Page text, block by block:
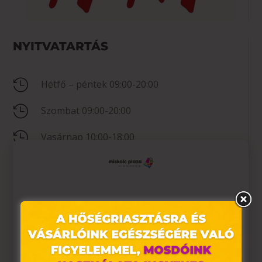
NYITVATARTÁS
 Hétfő – péntek 09:00-20:00
 Szombat 09:00-20:00
 Vasárnap 10:00-18:00
+36 46 815 670
Nincs megadva
Weboldalunkon „cookie"-kat (továbbiakban „süti")
alkalmazunk. Ezek olyan fájlok, melyek információt
tárolnak webes böngészőjében. Ehhez az Ön